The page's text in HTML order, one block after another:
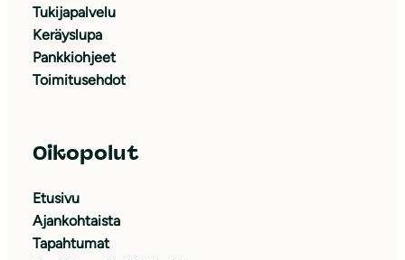
Tukijapalvelu
Keräyslupa
Pankkiohjeet
Toimitusehdot
Oikopolut
Etusivu
Ajankohtaista
Tapahtumat